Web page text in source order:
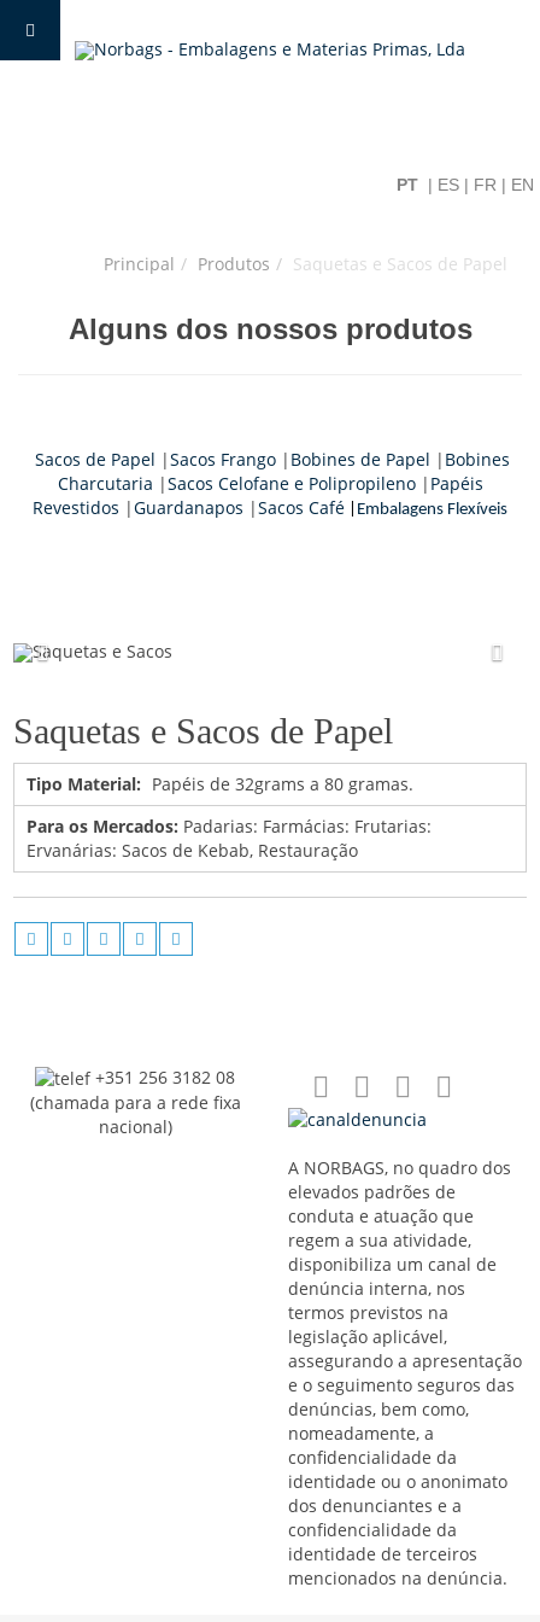
PT | ES | FR | EN
Principal Produtos Saquetas e Sacos de Papel
Alguns dos nossos produtos
Sacos de Papel |Sacos Frango | Bobines de Papel | Bobines
Charcutaria |Sacos Celofane e Polipropileno| Papéis
Revestidos |Guardanapos |Sacos Café Embalagens Flexíveis
Saquetas e Sacos de Papel
Tipo Material: Papéis de 32grams a 80 gramas.
Para os Mercados: Padarias: Farmácias: Frutarias:
Ervanárias: Sacos de Kebab, Restauração
+351 256 3182 08
(chamada para a rede fixa
nacional)
A NORBAGS, no quadro dos
elevados padrões de
conduta e atuação que
regem a sua atividade,
disponibiliza um canal de
denúncia interna, nos
termos previstos na
legislação aplicável,
assegurando a apresentação
e o seguimento seguros das
denúncias, bem como,
nomeadamente, a
confidencialidade da
identidade ou o anonimato
dos denunciantes e a
confidencialidade da
identidade de terceiros
mencionados na denúncia.